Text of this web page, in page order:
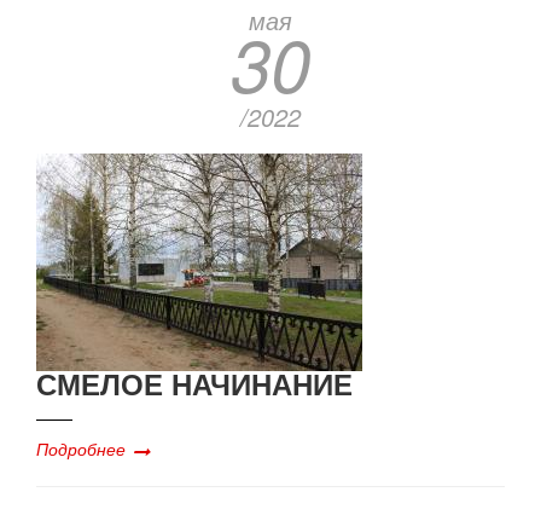
мая
30
/2022
СМЕЛОЕ НАЧИНАНИЕ
Подробнее